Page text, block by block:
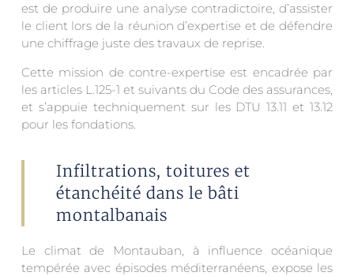
est de produire une analyse contradictoire, d’assister
le client lors de la réunion d’expertise et de défendre
une chiffrage juste des travaux de reprise.
Cette mission de contre-expertise est encadrée par
les articles L.125-1 et suivants du Code des assurances,
et s’appuie techniquement sur les DTU 13.11 et 13.12
pour les fondations.
Infiltrations, toitures et
étanchéité dans le bâti
montalbanais
Le climat de Montauban, à influence océanique
tempérée avec épisodes méditerranéens, expose les